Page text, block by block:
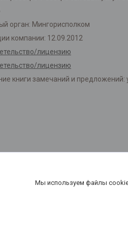
орган: Мингорисполком
компании: 12.09.2012
лицензию
лицензию
книги замечаний и предложений:
Мы используем файлы